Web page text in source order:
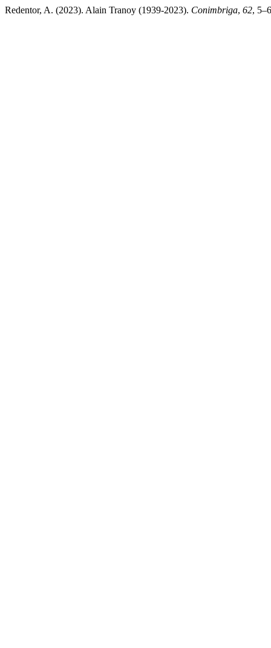
Redentor, A. (2023). Alain Tranoy (1939-2023). Conimbriga, 62,